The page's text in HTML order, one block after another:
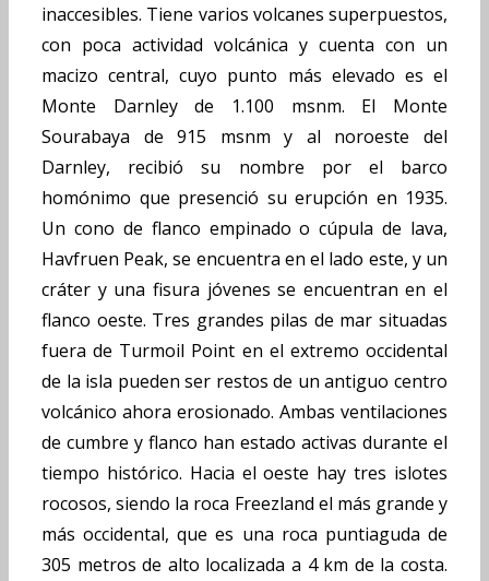
inaccesibles. Tiene varios volcanes superpuestos,
con poca actividad volcánica y cuenta con un
macizo central, cuyo punto más elevado es el
Monte Darnley de 1.100 msnm. El Monte
Sourabaya de 915 msnm y al noroeste del
Darnley, recibió su nombre por el barco
homónimo que presenció su erupción en 1935.
Un cono de flanco empinado o cúpula de lava,
Havfruen Peak, se encuentra en el lado este, y un
cráter y una fisura jóvenes se encuentran en el
flanco oeste. Tres grandes pilas de mar situadas
fuera de Turmoil Point en el extremo occidental
de la isla pueden ser restos de un antiguo centro
volcánico ahora erosionado. Ambas ventilaciones
de cumbre y flanco han estado activas durante el
tiempo histórico. Hacia el oeste hay tres islotes
rocosos, siendo la roca Freezland el más grande y
más occidental, que es una roca puntiaguda de
305 metros de alto localizada a 4 km de la costa.